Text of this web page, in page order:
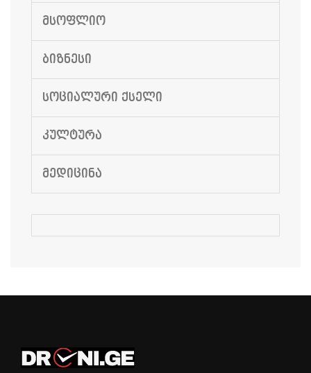
ᲛᲡᲝᲤᲚᲘᲝ
ᲑᲘᲖᲜᲔᲡᲘ
ᲡᲝᲪᲘᲐᲚᲣᲠᲘ ᲥᲡᲔᲚᲘ
ᲙᲣᲚᲢᲣᲠᲐ
ᲛᲔᲓᲘᲪᲘᲜᲐ